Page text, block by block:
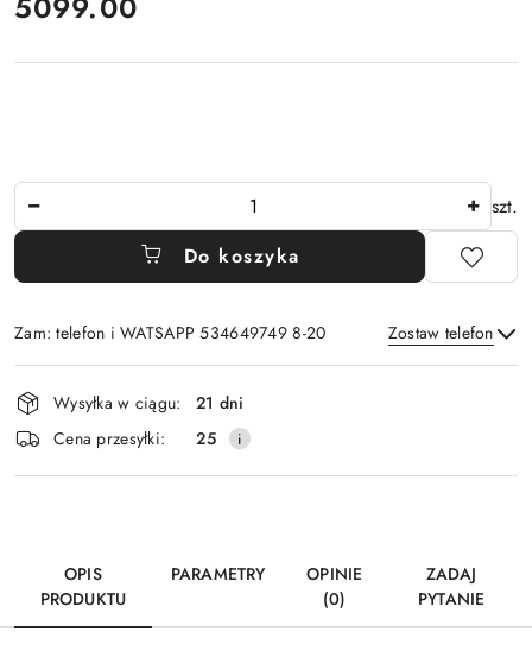
szt.
Do koszyka
Zam: telefon i WATSAPP 534649749 8-20 Zostaw telefon
Wyślij
Dostępność
i
dostawa
Wysyłka w ciągu:
21 dni
Cena przesyłki:
25
OPIS
PRODUKTU
PARAMETRY
OPINIE
(0)
ZADAJ
PYTANIE